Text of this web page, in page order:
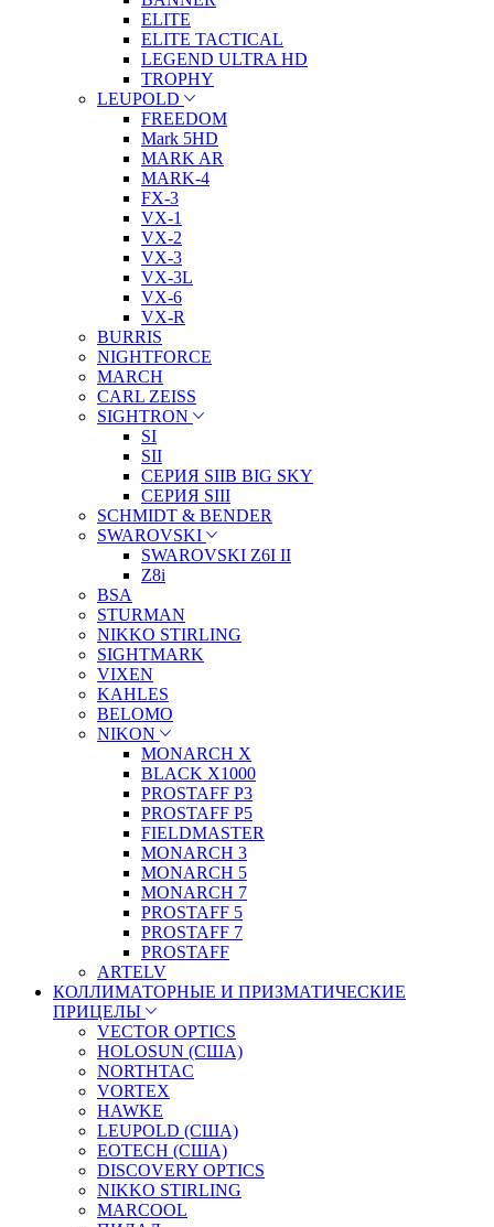
ELITE
ELITE TACTICAL
LEGEND ULTRA HD
TROPHY
LEUPOLD
FREEDOM
Mark 5HD
MARK AR
MARK-4
FX-3
VX-1
VX-2
VX-3
VX-3L
VX-6
VX-R
BURRIS
NIGHTFORCE
MARCH
CARL ZEISS
SIGHTRON
SI
SII
СЕРИЯ SIIB BIG SKY
СЕРИЯ SIII
SCHMIDT & BENDER
SWAROVSKI
SWAROVSKI Z6I II
Z8i
BSA
STURMAN
NIKKO STIRLING
SIGHTMARK
VIXEN
KAHLES
BELOMO
NIKON
MONARCH X
BLACK X1000
PROSTAFF P3
PROSTAFF P5
FIELDMASTER
MONARCH 3
MONARCH 5
MONARCH 7
PROSTAFF 5
PROSTAFF 7
PROSTAFF
ARTELV
КОЛЛИМАТОРНЫЕ И ПРИЗМАТИЧЕСКИЕ
ПРИЦЕЛЫ
VECTOR OPTICS
HOLOSUN (США)
NORTHTAC
VORTEX
HAWKE
LEUPOLD (США)
EOTECH (США)
DISCOVERY OPTICS
NIKKO STIRLING
MARCOOL